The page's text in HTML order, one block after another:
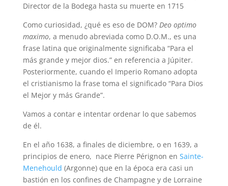
Director de la Bodega hasta su muerte en 1715
Como curiosidad, ¿qué es eso de DOM? Deo optimo
maximo, a menudo abreviada como D.O.M., es una
frase latina que originalmente significaba “Para el
más grande y mejor dios.” en referencia a Júpiter.
Posteriormente, cuando el Imperio Romano adopta
el cristianismo la frase toma el significado “Para Dios
el Mejor y más Grande”.
Vamos a contar e intentar ordenar lo que sabemos
de él.
En el año 1638, a finales de diciembre, o en 1639, a
principios de enero, nace Pierre Pérignon en Sainte-
Menehould (Argonne) que en la época era casi un
bastión en los confines de Champagne y de Lorraine